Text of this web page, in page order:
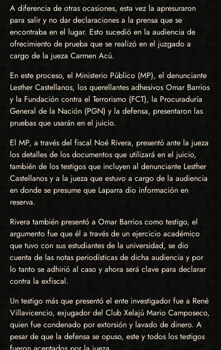
A diferencia de otras ocasiones, esta vez la apresuraron
para salir y no dar declaraciones a la prensa que se
encontraba en el lugar. Esto sucedió en la audiencia de
ofrecimiento de prueba que se realizó en el juzgado a
cargo de la jueza Carmen Acú.
En este proceso, el Ministerio Público (MP), el denunciante
Lesther Castellanos, los querellantes adhesivos Omar Barrios
y la Fundación contra el Terrorismo (FCT), la Procuraduría
General de la Nación (PGN) y la defensa, presentaron las
pruebas que usarán en el juicio.
El MP, a través del fiscal Noé Rivera, presentó ante la jueza
los detalles de los documentos que utilizará en el juicio,
también de los testigos que incluyen al denunciante Lesther
Castellanos y a la jueza que estuvo a cargo de la audiencia
en donde se presume que Laparra dio información en
reserva.
Rivera también presentó a Omar Barrios como testigo, el
argumento fue que él a través de un ejercicio académico
que tuvo con sus estudiantes de la universidad, se dio
cuenta de las notas periodísticas de dicha audiencia y por
lo tanto se adhirió al caso y ahora será clave para declarar
contra la exfiscal.
Un testigo más que presentó el ente investigador fue a René
Villavicencio, exjugador del Club Xelajú Mario Camposeco,
quien fue condenado por extorsión y lavado de dinero. A
pesar de que la defensa se opuso, este y todos los testigos